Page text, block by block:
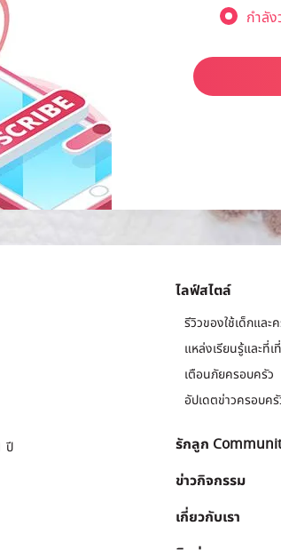
กำลั
ปี
ไลฟ์สไตล์
รีวิวของใช้เด็กและ
แหล่งเรียนรู้และที่
เตือนภัยครอบครัว
อัปเดตข่าวครอบครั
รักลูก
ข่าวกิจกรรม
เกี่ยวกับเรา